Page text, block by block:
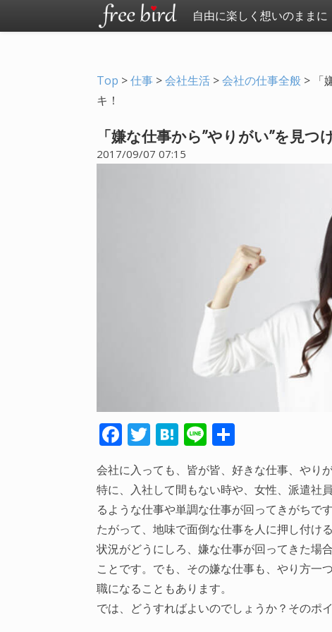
自由に楽しく想いのままに
Top >仕事 >会社生活 >会社の仕事全般 >
キ！
「嫌な仕事から”やりがい”を見つ
2017/09/07 07:15
F
ac
e
b
o
o
k
T
itt
er
H
at
e
n
a
Li
n
e
有
会社に入っても、皆が皆、好きな仕事、やり
特に、入社して間もない時や、女性、派遣社
るような仕事や単調な仕事が回ってきがちで
たがって、地味で面倒な仕事を人に押し付ける
状況がどうにしろ、嫌な仕事が回ってきた場
ことです。でも、その嫌な仕事も、やり方一
職になることもあります。
では、どうすればよいのでしょうか？そのポ